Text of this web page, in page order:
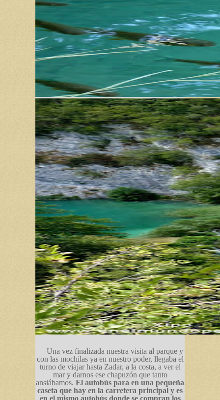
Una vez finalizada nuestra visita al parque y
con las mochilas ya en nuestro poder, llegaba el
turno de viajar hasta Zadar, a la costa, a ver el
mar y darnos ese chapuzón que tanto
ansiábamos. El autobús para en una pequeña
caseta que hay en la carretera principal y es
en el mismo autobús donde se compran los